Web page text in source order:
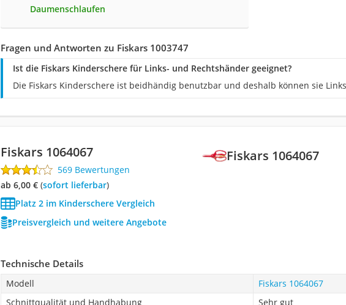
Daumenschlaufen
Fragen und Antworten zu Fiskars 1003747
Ist die Fiskars Kinderschere für Links- und Rechtshänder geeignet?
Die Fiskars Kinderschere ist beidhändig benutzbar und deshalb können sie
Fiskars 1064067
Fiskars 1064067
569 Bewertungen
ab 6,00 €( Sofort lieferbar)
Platz 2 im Kinderschere Vergleich
Preisvergleich und weitere Angebote
Technische Details
Modell
Fiskars 1064067
Schnittqualität und Handhabung
Sehr gut